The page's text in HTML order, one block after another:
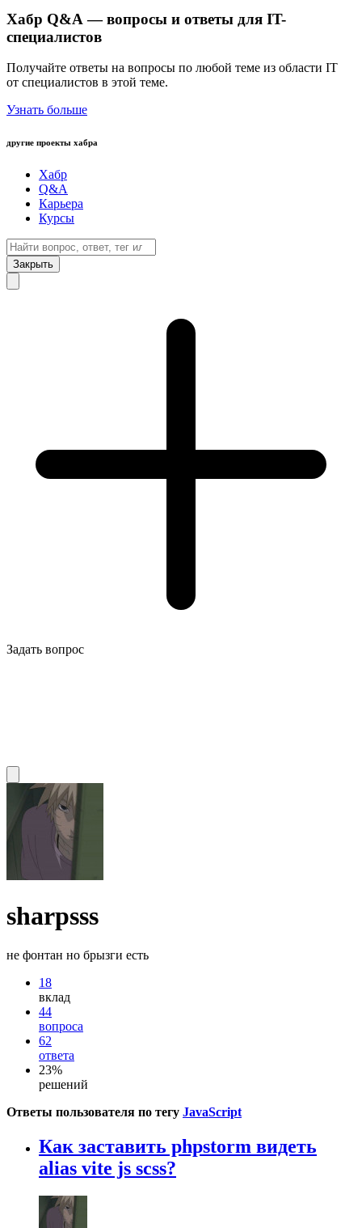
Хабр Q&A — вопросы и ответы для IT-
специалистов
Получайте ответы на вопросы по любой теме из области IT
от специалистов в этой теме.
Узнать больше
другие проекты хабра
Хабр
Q&A
Карьера
Курсы
Закрыть
Задать вопрос
sharpsss
не фонтан но брызги есть
18
вклад
44
вопроса
62
ответа
23%
решений
Ответы пользователя по тегу JavaScript
Как заставить phpstorm видеть
alias vite js scss?